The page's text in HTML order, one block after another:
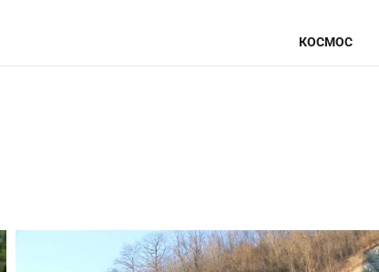
КОСМОС